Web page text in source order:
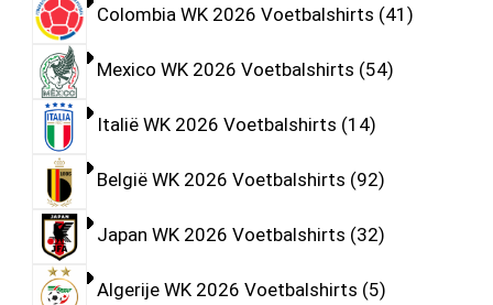
Colombia WK 2026 Voetbalshirts 41
Mexico WK 2026 Voetbalshirts 54
Italië WK 2026 Voetbalshirts 14
België WK 2026 Voetbalshirts 92
Japan WK 2026 Voetbalshirts 32
Algerije WK 2026 Voetbalshirts 5